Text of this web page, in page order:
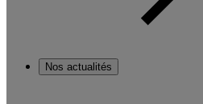
Nos actualités